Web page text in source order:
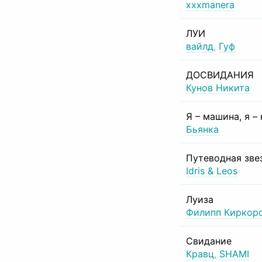
xxxmanera
ЛУИ
вайлд, Гуф
ДОСВИДАНИЯ
Кунов Никита
Я – машина, я –
Бьянка
Путеводная
Idris & Leos
Луиза
Филипп
Свидание
Кравц, SHAMI